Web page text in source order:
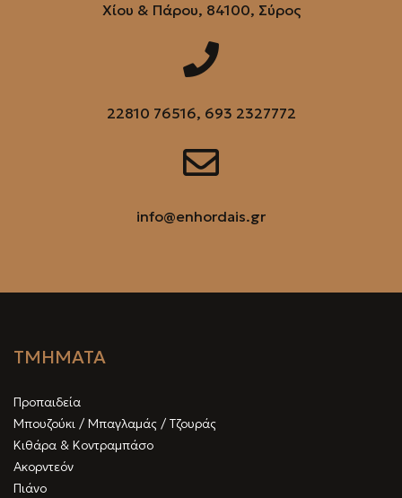
Χίου & Πάρου, 84100, Σύρος
22810 76516, 693 2327772
info@enhordais.gr
ΤΜΗΜΑΤΑ
Προπαιδεία
Μπουζούκι / Μπαγλαμάς / Τζουράς
Κιθάρα & Κοντραμπάσο
Ακορντεόν
Πιάνο